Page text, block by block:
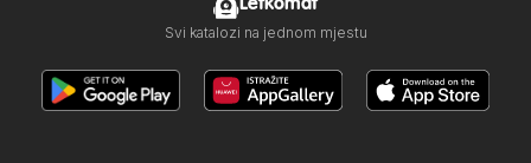
Letkomat
Svi katalozi na jednom mjestu